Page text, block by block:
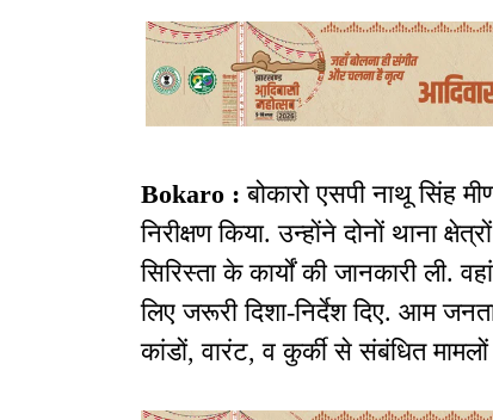
Bokaro :बोकारो एसपी नाथू सिंह
निरीक्षण किया. उन्होंने दोनों थाना
सिरिस्ता के कार्यों की जानकारी ली.
लिए जरूरी दिशा-निर्देश दिए. आम
कांडों, वारंट, व कुर्की से संबंधित